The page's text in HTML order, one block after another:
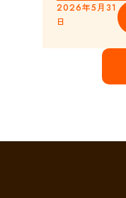
2026年5月31
日